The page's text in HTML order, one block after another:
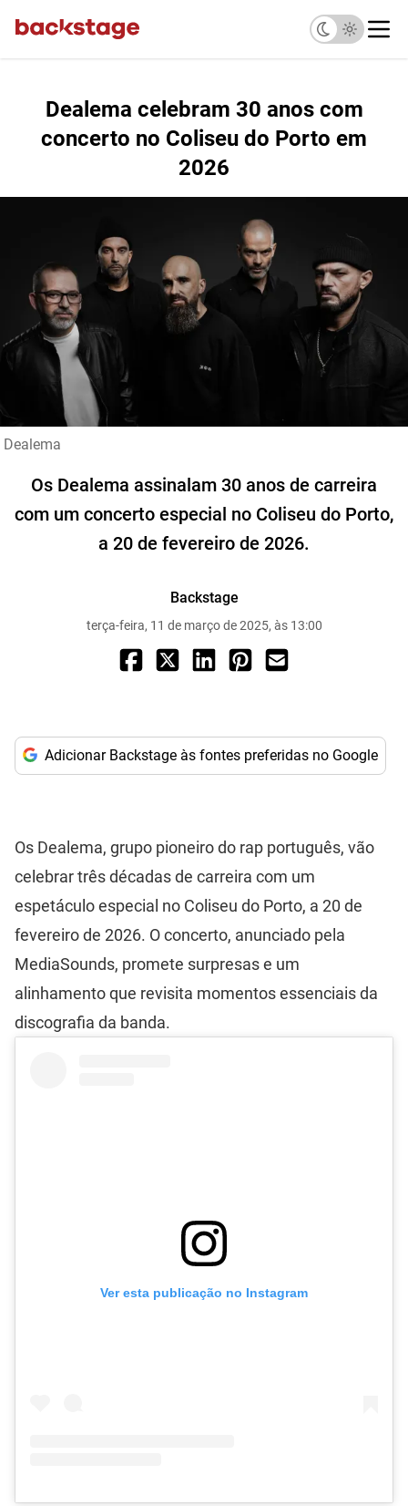
Dealema celebram 30 anos com
concerto no Coliseu do Porto em
2026
Dealema
Os Dealema assinalam 30 anos de carreira
com um concerto especial no Coliseu do Porto,
a 20 de fevereiro de 2026.
Backstage
terça-feira, 11 de março de 2025, às 13:00
Adicionar Backstage às fontes preferidas no Google
Os Dealema, grupo pioneiro do rap português, vão
celebrar três décadas de carreira com um
espetáculo especial no Coliseu do Porto, a 20 de
fevereiro de 2026. O concerto, anunciado pela
MediaSounds, promete surpresas e um
alinhamento que revisita momentos essenciais da
discografia da banda.
Ver esta publicação no Instagram